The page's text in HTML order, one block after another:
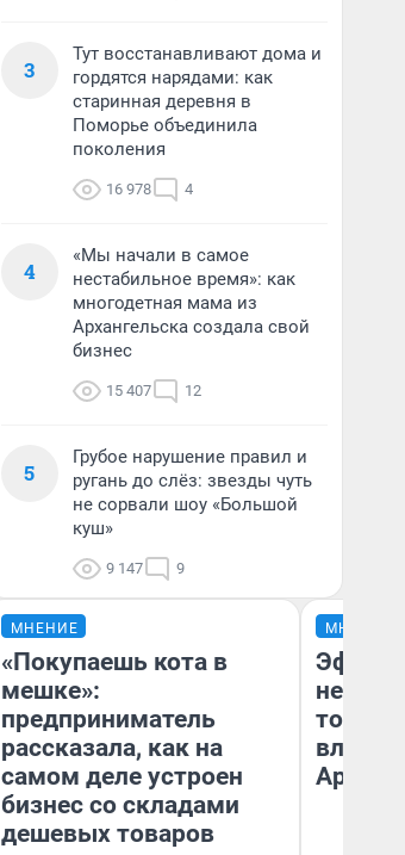
3
Тут восстанавливают дома и
гордятся нарядами: как
старинная деревня в
Поморье объединила
поколения
16 978 4
4
«Мы начали в самое
нестабильное время»: как
многодетная мама из
Архангельска создала свой
бизнес
15 407 12
5
Грубое нарушение правил и
ругань до слёз: звезды чуть
не сорвали шоу «Большой
куш»
9 147 9
МНЕНИЕ
«Покупаешь кота в
мешке»:
предприниматель
рассказала, как на
самом деле устроен
бизнес со складами
дешевых товаров
МНЕНИЕ
не